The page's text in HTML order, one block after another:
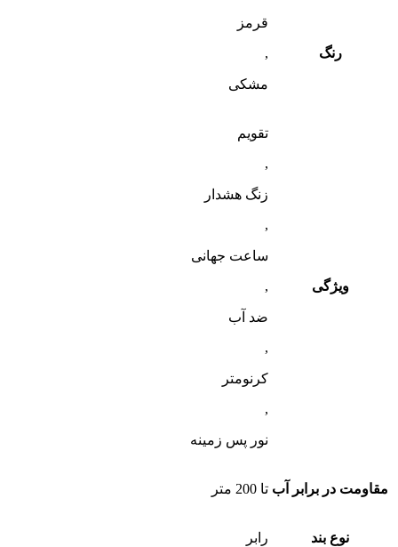
رنگ
قرمز
,
مشکی
ویژگی
تقویم
,
زنگ هشدار
,
ساعت جهانی
,
ضد آب
,
کرنومتر
,
نور پس زمینه
مقاومت در برابر آب تا 200 متر
نوع بند رابر